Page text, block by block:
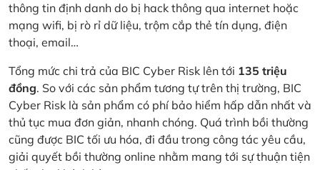
thông tin định danh do bị hack thông qua internet hoặc
mạng wifi, bị rò rỉ dữ liệu, trộm cắp thẻ tín dụng, điện
thoại, email…
Tổng mức chi trả của BIC Cyber Risk lên tới 135 triệu
đồng. So với các sản phẩm tương tự trên thị trường, BIC
Cyber Risk là sản phẩm có phí bảo hiểm hấp dẫn nhất và
thủ tục mua đơn giản, nhanh chóng. Quá trình bồi thường
cũng được BIC tối ưu hóa, đi đầu trong công tác yêu cầu,
giải quyết bồi thường online nhằm mang tới sự thuận tiện